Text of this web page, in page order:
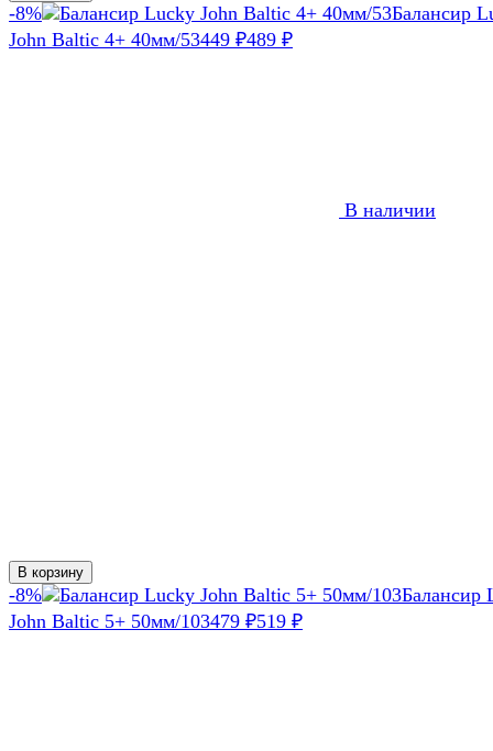
-8%
Балансир
John Baltic 4+ 40мм/53449 ₽489 ₽
В наличии
В корзину
-8%
Балансир
John Baltic 5+ 50мм/103479 ₽519 ₽